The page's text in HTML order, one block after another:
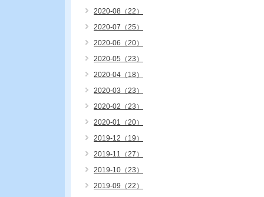
2020-08（22）
2020-07（25）
2020-06（20）
2020-05（23）
2020-04（18）
2020-03（23）
2020-02（23）
2020-01（20）
2019-12（19）
2019-11（27）
2019-10（23）
2019-09（22）